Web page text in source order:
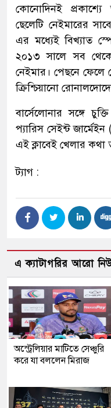
কোনোদিনই
ছেলেটি নেইমারের
এর মধ্যেই বিখ্যাত
২০১৩ সালে সব থেকে
নেইমার। পেছনে
ক্রিশ্চিয়ানো
বার্সেলোনার সঙ্গে
প্যারিস সেইন্ট
এই ক্লাবেই খেলার কথা
ট্যাগ :
এ ক্যাটাগরির আরো
অস্ট্রেলিয়ার মাটিতে সেঞ্চুরি
করে যা বললেন মিরাজ